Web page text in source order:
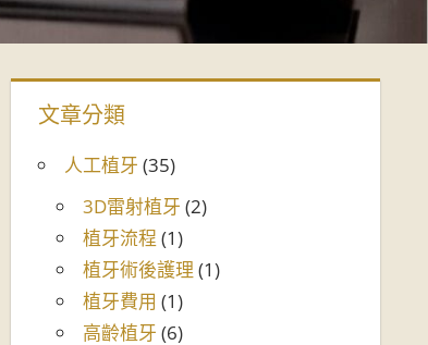
文章分類
人工植牙 (35)
3D雷射植牙 (2)
植牙流程 (1)
植牙術後護理 (1)
植牙費用 (1)
高齡植牙 (6)